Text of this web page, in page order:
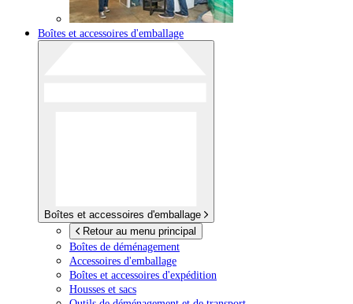
Boîtes et accessoires d'emballage
Boîtes et accessoires d'emballage
Retour au menu principal
Boîtes de déménagement
Accessoires d'emballage
Boîtes et accessoires d'expédition
Housses et sacs